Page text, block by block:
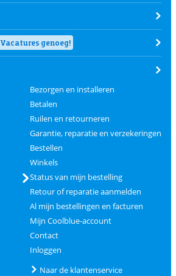
Vacatures genoeg!
Bezorgen en installeren
Betalen
Ruilen en retourneren
Garantie, reparatie en verzekeringen
Bestellen
Winkels
Status van mijn bestelling
Retour of reparatie aanmelden
Al mijn bestellingen en facturen
Mijn Coolblue-account
Contact
Inloggen
Naar de klantenservice